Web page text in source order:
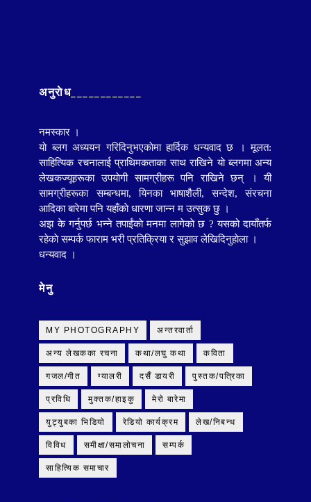
अनुराेध____________
नमस्कार ।
याे ब्लग अध्ययन गरिदिनुभएकाेमा हार्दिक धन्यवाद छ । मूलत:
साहित्यिक रचनालाई प्राथिमकताका साथ राखिने याे ब्लगमाअन्य
लेखकज्यूहरूकाउपयाेगी सामग्रीहरू पनि राखिने छन् । यी
सामग्रीहरूका सम्बन्धमा, यिनका भाषाशैली, सन्देश, संरचना
आदिका बारेमा पनि यहाँकाे धारणा जान्न म उत्सुक छु ।
अझ के गर्नुपर्छ भन्ने तपाईंकाे मनमा लागेकाे छ ? यसको दायाँतर्फ
रहेकाे सम्पर्क फाराम भरी प्रतिक्रिया र सुझाव लेखिदिनुहाेला ।
धन्यवाद ।
मेनु
MY PHOTOGRAPHY अन्तरवार्ता
अन्य लेखकका रचना कथा/लघु कथा कविता
गजल/गीत ग्यालरी दसैँ डायरी पुस्तक/पत्रिका
प्रविधि मुक्तक/हाइकु मेराे बारेमा
युट्युबका भिडियाे रेडियो कार्यक्रम लेख/निबन्ध
विविध समीक्षा/समालोचना सम्पर्क
साहित्यिक समाचार